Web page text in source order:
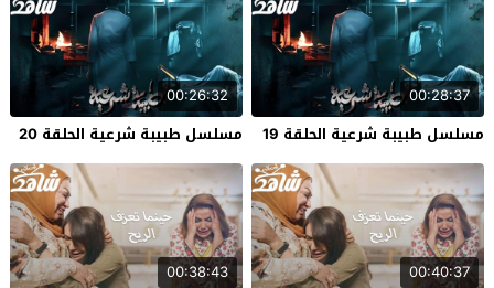
00:28:37
مسلسل طبيبة شرعية الحلقة 19
00:26:32
مسلسل طبيبة شرعية الحلقة 20
00:40:37
00:38:43